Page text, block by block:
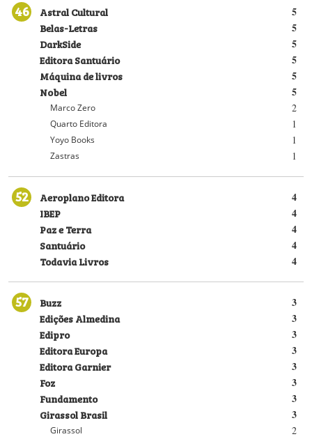
46 5
Astral Cultural
5
Belas-Letras
5
DarkSide
5
Editora Santuário
5
Máquina de livros
5
Nobel
2
Marco Zero
1
Quarto Editora
1
Yoyo Books
1
Zastras
52 4
Aeroplano Editora
4
IBEP
4
Paz e Terra
4
Santuário
4
Todavia Livros
57 3
Buzz
3
Edições Almedina
3
Edipro
3
Editora Europa
3
Editora Garnier
3
Foz
3
Fundamento
3
Girassol Brasil
2
Girassol